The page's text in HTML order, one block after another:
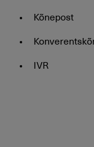
Kõnepost
IVR